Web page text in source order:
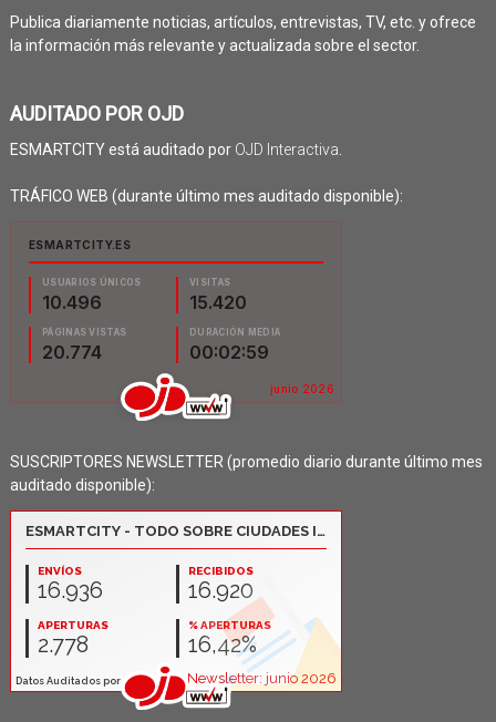
Publica diariamente noticias, artículos, entrevistas, TV, etc. y ofrece
la información más relevante y actualizada sobre el sector.
AUDITADO POR OJD
ESMARTCITY está auditado por OJD Interactiva
TRÁFICO WEB (durante último mes auditado disponible):
SUSCRIPTORES NEWSLETTER (promedio diario durante último mes
auditado disponible):